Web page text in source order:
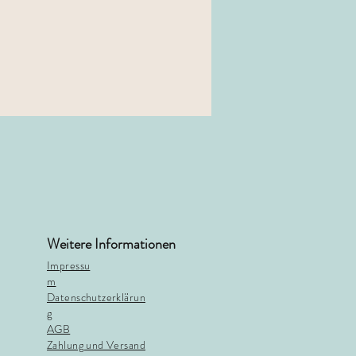
Weitere Informationen
Impressu
m
Datenschutzerklärun
g
AGB
Zahlung und Versand